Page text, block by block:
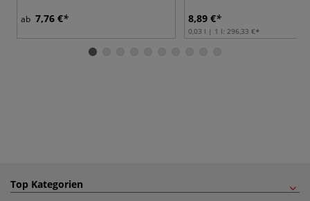
ab 7,76 € 8,89 €
0,03 l | 1 l: 296,33 €
Top Kategorien